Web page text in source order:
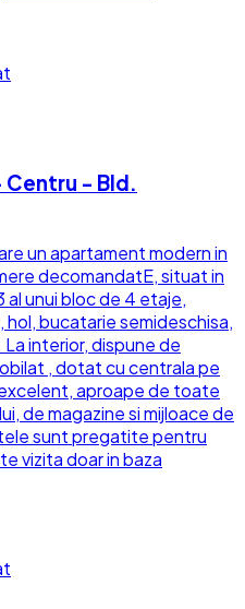
Centru - Bld.
un apartament modern in
decomandatE, situat in
al unui bloc de 4 etaje,
bucatarie semideschisa,
interior, dispune de
, dotat cu centrala pe
aproape de toate
de magazine si mijloace de
sunt pregatite pentru
vizita doar in baza